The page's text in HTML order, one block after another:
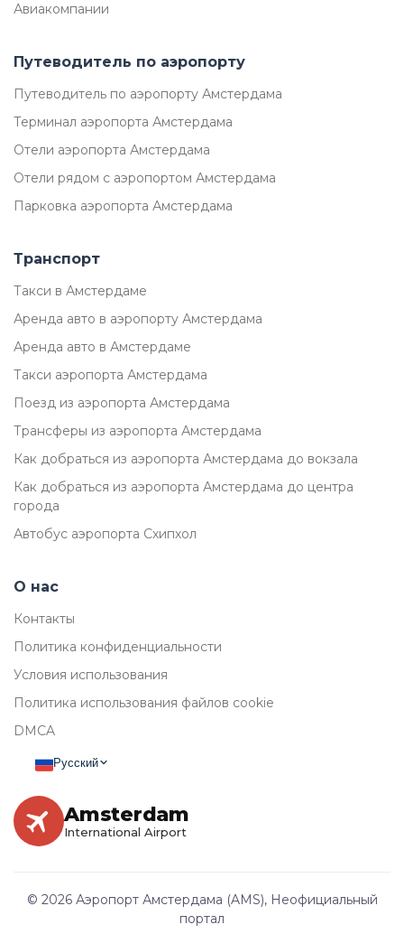
Авиакомпании
Путеводитель по аэропорту
Путеводитель по аэропорту Амстердама
Терминал аэропорта Амстердама
Отели аэропорта Амстердама
Отели рядом с аэропортом Амстердама
Парковка аэропорта Амстердама
Транспорт
Такси в Амстердаме
Аренда авто в аэропорту Амстердама
Аренда авто в Амстердаме
Такси аэропорта Амстердама
Поезд из аэропорта Амстердама
Трансферы из аэропорта Амстердама
Как добраться из аэропорта Амстердама до вокзала
Как добраться из аэропорта Амстердама до центра
города
Автобус аэропорта Схипхол
О нас
Контакты
Политика конфиденциальности
Условия использования
Политика использования файлов cookie
DMCA
Русский
Amsterdam
International Airport
© 2026 Аэропорт Амстердама (AMS), Неофициальный
портал